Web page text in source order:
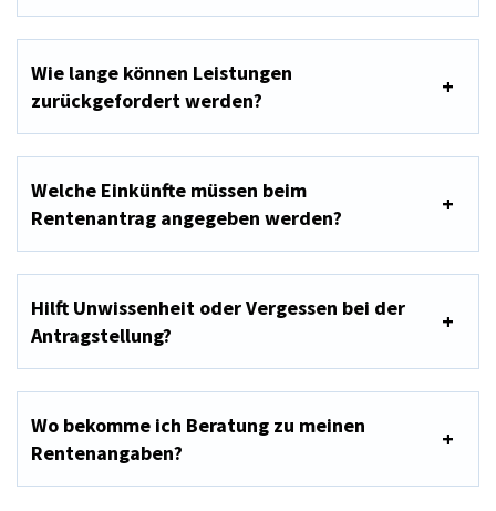
Wie lange können Leistungen
zurückgefordert werden?
Welche Einkünfte müssen beim
Rentenantrag angegeben werden?
Hilft Unwissenheit oder Vergessen bei der
Antragstellung?
Wo bekomme ich Beratung zu meinen
Rentenangaben?